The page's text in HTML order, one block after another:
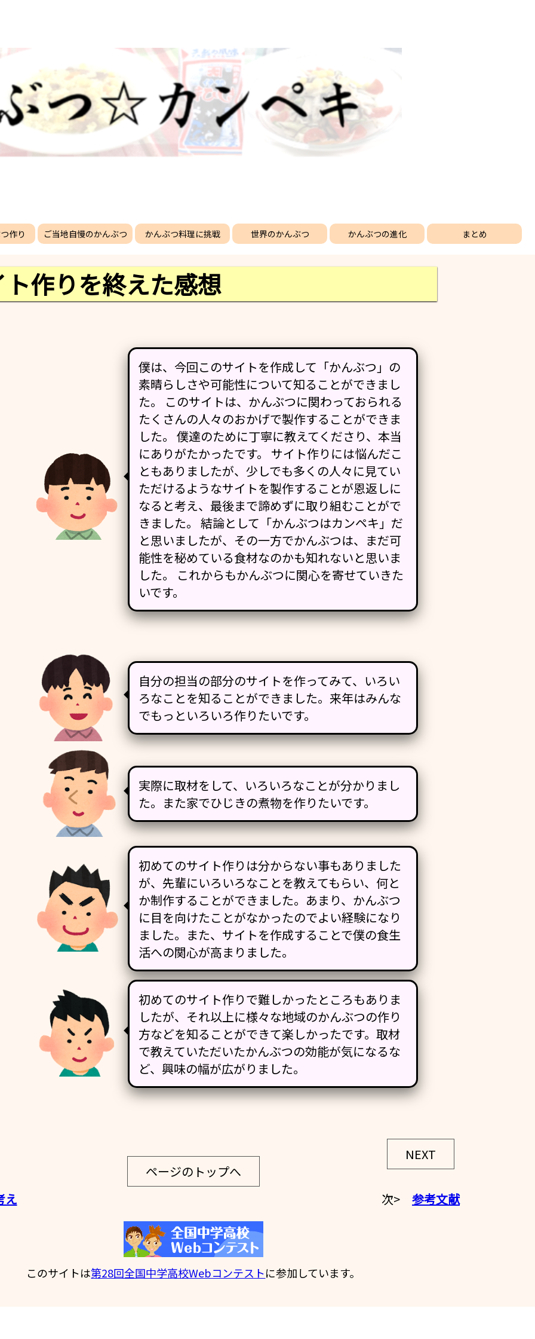
作り ご当地自慢のかんぶつ かんぶつ料理に挑戦 世界のかんぶつ かんぶつの進化 まとめ
作りを終えた感想
僕は、今回このサイトを作成して「かんぶつ」の
素晴らしさや可能性について知ることができまし
た。 このサイトは、かんぶつに関わっておられる
たくさんの人々のおかげで製作することができま
した。 僕達のために丁寧に教えてくださり、本当
にありがたかったです。 サイト作りには悩んだこ
ともありましたが、少しでも多くの人々に見てい
ただけるようなサイトを製作することが恩返しに
なると考え、最後まで諦めずに取り組むことがで
きました。 結論として「かんぶつはカンペキ」だ
と思いましたが、その一方でかんぶつは、まだ可
能性を秘めている食材なのかも知れないと思いま
した。 これからもかんぶつに関心を寄せていきた
いです。
自分の担当の部分のサイトを作ってみて、いろい
ろなことを知ることができました。来年はみんな
でもっといろいろ作りたいです。
実際に取材をして、いろいろなことが分かりまし
た。また家でひじきの煮物を作りたいです。
初めてのサイト作りは分からない事もありました
が、先輩にいろいろなことを教えてもらい、何と
か制作することができました。あまり、かんぶつ
に目を向けたことがなかったのでよい経験になり
ました。また、サイトを作成することで僕の食生
活への関心が高まりました。
初めてのサイト作りで難しかったところもありま
したが、それ以上に様々な地域のかんぶつの作り
方などを知ることができて楽しかったです。取材
で教えていただいたかんぶつの効能が気になるな
ど、興味の幅が広がりました。
え
ページのトップへ
NEXT
次> 参考文献
このサイトは第28回全国中学高校Webコンテストに参加しています。